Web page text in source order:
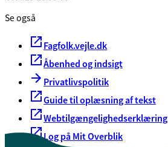
Se også
Fagfolk.vejle.dk
Åbenhed og indsigt
Privatlivspolitik
Guide til oplæsning af tekst
Webtilgængelighedserklæring
Log på Mit Overblik